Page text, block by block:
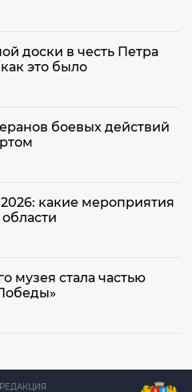
доски в честь Петра
это было
боевых действий
какие мероприятия
музея стала частью
РЕДАКЦИЯ